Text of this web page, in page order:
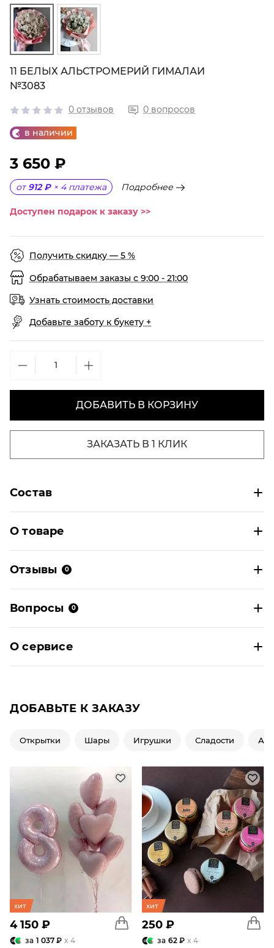
11 БЕЛЫХ АЛЬСТРОМЕРИЙ ГИМАЛАИ
№3083
0 отзывов 0 вопросов
в наличии
3 650 ₽
от 912 ₽ × 4 платежа Подробнее
Доступен подарок к заказу >>
Получить скидку — 5 %
Обрабатываем заказы с 9:00 - 21:00
Узнать стоимость доставки
Добавьте заботу к букету +
ДОБАВИТЬ В КОРЗИНУ
ЗАКАЗАТЬ В 1 КЛИК
Состав
О товаре
Отзывы 0
Вопросы 0
О сервисе
ДОБАВЬТЕ К ЗАКАЗУ
Открытки Шары Игрушки Сладости
хит
4 150 ₽
за 1 037 ₽ x 4
хит
250 ₽
за 62 ₽ x 4